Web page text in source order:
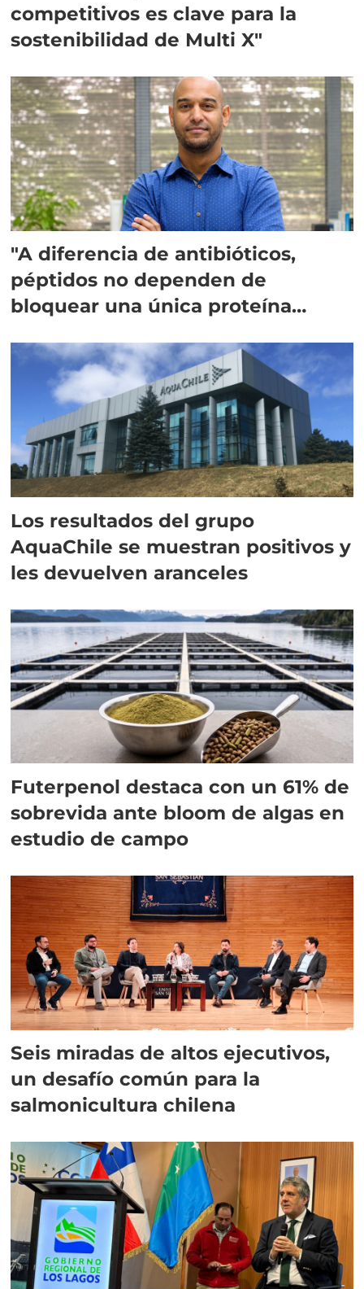
competitivos es clave para la
sostenibilidad de Multi X"
"A diferencia de antibióticos,
péptidos no dependen de
bloquear una única proteína
Los resultados del grupo
AquaChile se muestran positivos y
les devuelven aranceles
Futerpenol destaca con un 61% de
sobrevida ante bloom de algas en
estudio de campo
Seis miradas de altos ejecutivos,
un desafío común para la
salmonicultura chilena